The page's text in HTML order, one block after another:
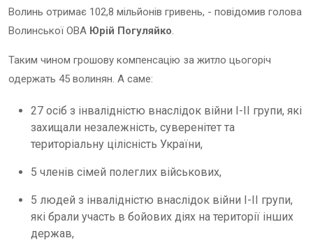
Волинь отримає 102,8 мільйонів гривень, - повідомив голова
Волинської ОВА Юрій Погуляйко.
Таким чином грошову компенсацію за житло цьогоріч
одержать 45 волинян. А саме:
27 осіб з інвалідністю внаслідок війни I-II групи, які
захищали незалежність, суверенітет та
територіальну цілісність України,
5 членів сімей полеглих військових,
5 людей з інвалідністю внаслідок війни I-II групи,
які брали участь в бойових діях на території інших
держав,